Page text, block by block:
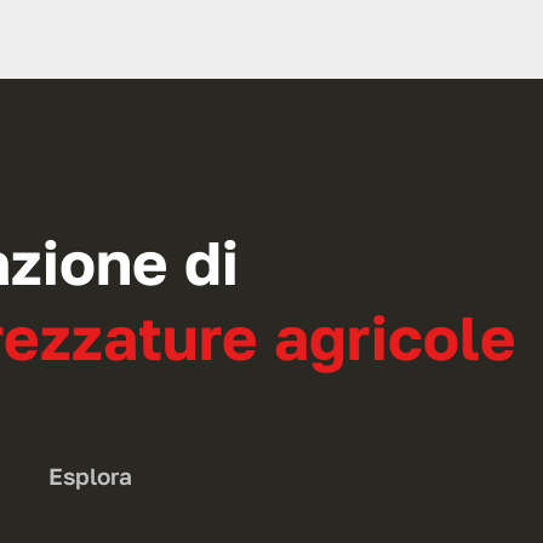
di
agricole
Esplora